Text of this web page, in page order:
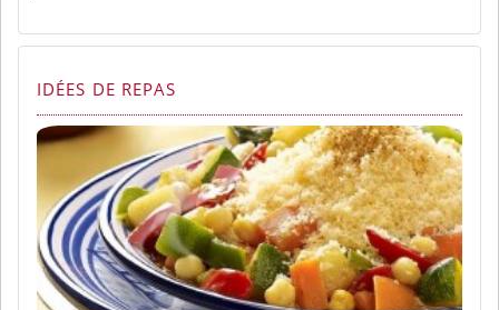
IDÉES DE REPAS